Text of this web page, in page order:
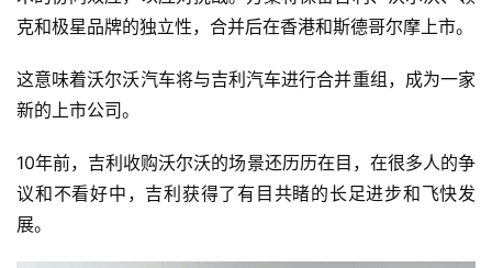
克和极星品牌的独立性，合并后在香港和斯德哥尔摩上市。
这意味着沃尔沃汽车将与吉利汽车进行合并重组，成为一家
新的上市公司。
10年前，吉利收购沃尔沃的场景还历历在目，在很多人的争
议和不看好中，吉利获得了有目共睹的长足进步和飞快发
展。